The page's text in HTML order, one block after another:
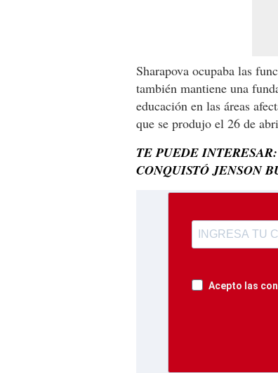
Sharapova ocupaba las
también mantiene una
educación en las áreas
que se produjo el 26 de
TE PUEDE
CONQUISTÓ JENSON
Acepto las